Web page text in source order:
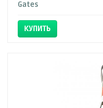
Gates
КУПИТЬ